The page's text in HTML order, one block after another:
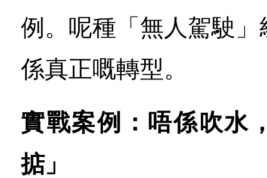
例。呢種「無人駕駛
係真正嘅轉型。
實戰案例：唔係吹水
掂」